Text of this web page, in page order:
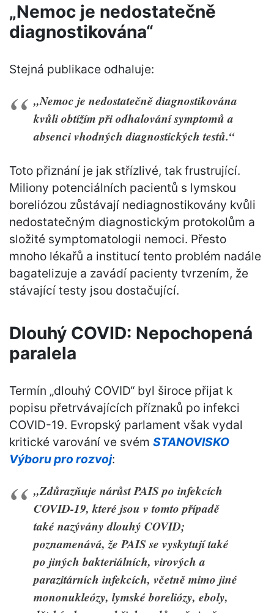
„Nemoc je nedostatečně
diagnostikována“
Stejná publikace odhaluje:
„Nemoc je nedostatečně diagnostikována
kvůli obtížím při odhalování symptomů a
absenci vhodných diagnostických testů.“
Toto přiznání je jak střízlivé, tak frustrující.
Miliony potenciálních pacientů s lymskou
boreliózou zůstávají nediagnostikovány kvůli
nedostatečným diagnostickým protokolům a
složité symptomatologii nemoci. Přesto
mnoho lékařů a institucí tento problém nadále
bagatelizuje a zavádí pacienty tvrzením, že
stávající testy jsou dostačující.
Dlouhý COVID: Nepochopená
paralela
Termín „dlouhý COVID“ byl široce přijat k
popisu přetrvávajících příznaků po infekci
COVID-19. Evropský parlament však vydal
kritické varování ve svém STANOVISKO
Výboru pro rozvoj:
„Zdůrazňuje nárůst PAIS po infekcích
COVID-19, které jsou v tomto případě
také nazývány dlouhý COVID;
poznamenává, že PAIS se vyskytují také
po jiných bakteriálních, virových a
parazitárních infekcích, včetně mimo jiné
mononukleózy, lymské boreliózy, eboly,